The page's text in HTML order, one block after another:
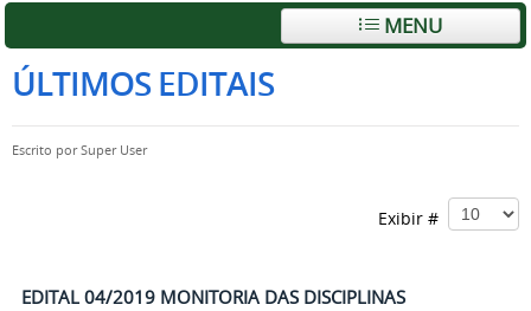
MENU
ÚLTIMOS EDITAIS
Escrito porSuper User
Exibir #
EDITAL 04/2019 MONITORIA DAS DISCIPLINAS